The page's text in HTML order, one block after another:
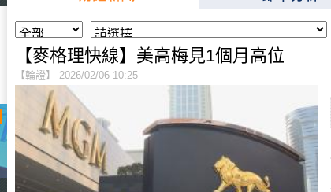
【麥格理快線】美高梅見1個月高位
【輪證】 2026/02/06 10:25